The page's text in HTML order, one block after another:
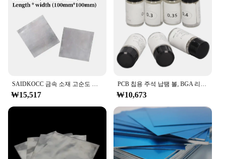
SAIDKOCC 금속 소재 고순도 주석 플레이트, Sn≥ 99.99% 두께 (0.03mm-8mm), 산업 연구 도구
₩15,517
PCB 칩용 주석 납땜 볼, BGA 리볼링 납땜 열 범용 스텐실, 0.25 0.3 0.35 0.4 0.5 0.6mm, 7 병
₩10,673